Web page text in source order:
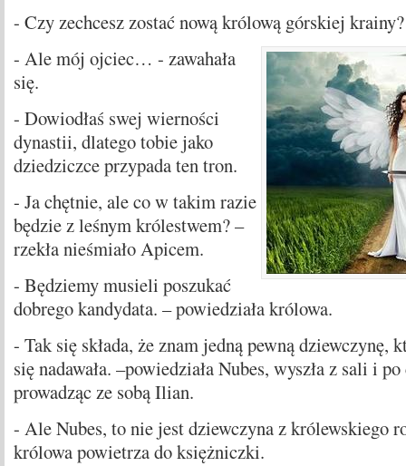
- Czy zechcesz zostać nową królową górskiej krainy?
- Ale mój ojciec… - zawahała
się.
- Dowiodłaś swej wierności
dynastii, dlatego tobie jako
dziedziczce przypada ten tron.
- Ja chętnie, ale co w takim razie
będzie z leśnym królestwem? –
rzekła nieśmiało Apicem.
- Będziemy musieli poszukać
dobrego kandydata. – powiedziała królowa.
- Tak się składa, że znam jedną pewną dziewczynę,
się nadawała. –powiedziała Nubes, wyszła z sali i
prowadząc ze sobą Ilian.
- Ale Nubes, to nie jest dziewczyna z królewskiego
królowa powietrza do księżniczki.